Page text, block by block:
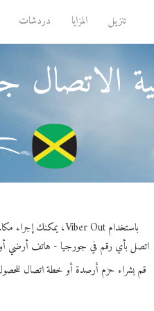
تنزيل المزايا دردشات
الاتصال
باستخدام Viber Out، يمكنك إجراء مكالمات عالية الجودة إلى جورجيا من جامايكا.
اتصل بأي رقم في جورجيا - هاتف أرضي أو محمول! - بداية
قم بشراء حزم أرصدة أو خطة اتصال